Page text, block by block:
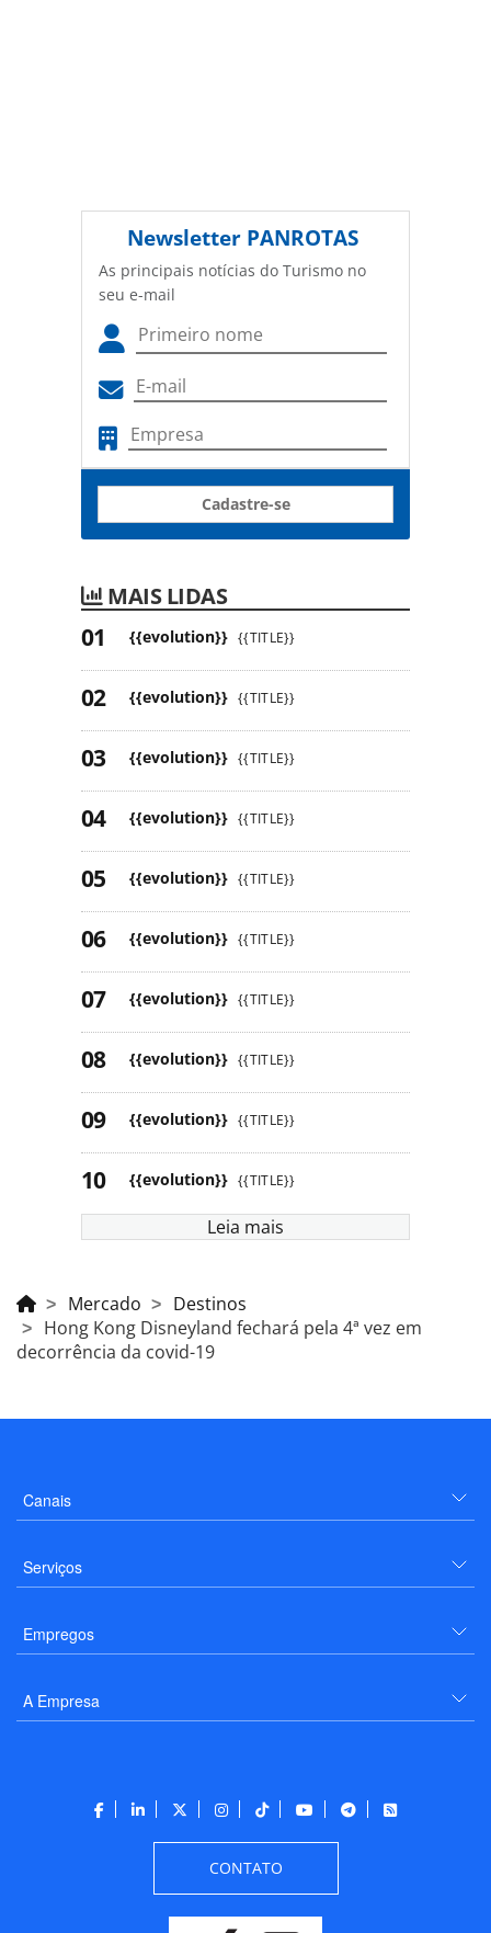
Newsletter PANROTAS
As principais notícias do Turismo no
seu e-mail
Cadastre-se
MAIS LIDAS
{{evolution}} {{TITLE}}
{{evolution}} {{TITLE}}
{{evolution}} {{TITLE}}
{{evolution}} {{TITLE}}
{{evolution}} {{TITLE}}
{{evolution}} {{TITLE}}
{{evolution}} {{TITLE}}
{{evolution}} {{TITLE}}
{{evolution}} {{TITLE}}
{{evolution}} {{TITLE}}
Leia mais
Mercado
Destinos
Hong Kong Disneyland fechará pela 4ª vez em
decorrência da covid-19
Canais
Serviços
Empregos
A Empresa
CONTATO